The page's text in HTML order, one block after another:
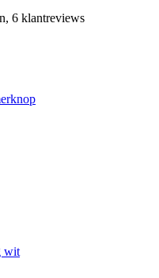
6 klantreviews
wit